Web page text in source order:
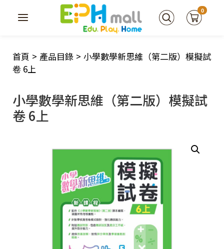
0
首頁 > 產品目錄 > 小學數學新思維（第二版）模擬試
卷 6上
小學數學新思維（第二版）模擬試
卷 6上